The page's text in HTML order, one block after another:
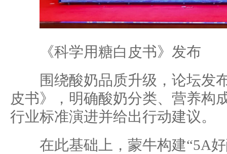
《科学用糖白皮书》发布
围绕酸奶品质升级，论坛发
皮书》，明确酸奶分类、营养构
行业标准演进并给出行动建议。
在此基础上，蒙牛构建“5A好